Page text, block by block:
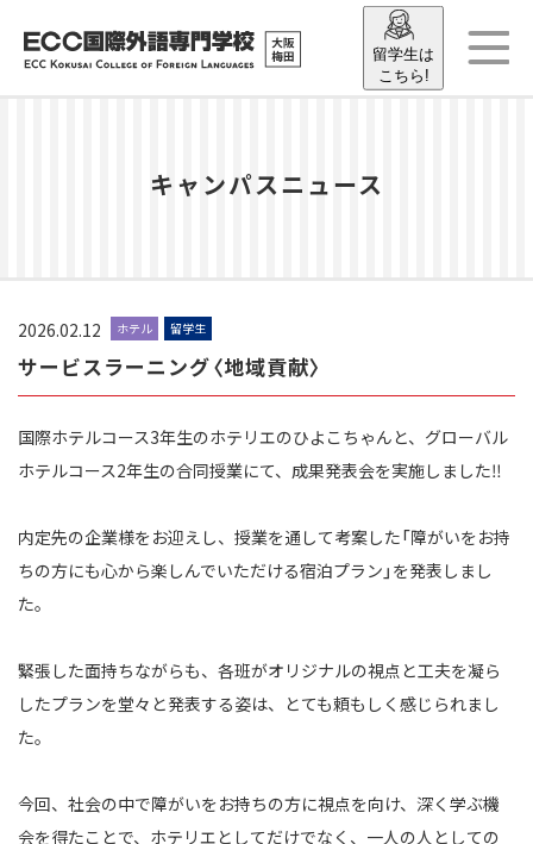
留学生は
こちら!
キャンパスニュース
2026.02.12 ホテル 留学生
サービスラーニング〈地域貢献〉
国際ホテルコース3年生のホテリエのひよこちゃんと、グローバル
ホテルコース2年生の合同授業にて、 成果発表会を実施しました‼️
内定先の企業様をお迎えし、授業を通して考案した「障がいをお持
ちの方にも心から楽しんでいただける宿泊プラン」を発表しまし
た。
緊張した面持ちながらも、各班がオリジナルの視点と工夫を凝ら
したプランを堂々と発表する姿は、とても頼もしく感じられまし
た。
今回、社会の中で障がいをお持ちの方に視点を向け、深く学ぶ機
会を得たことで、 ホテリエとしてだけでなく、一人の人としての